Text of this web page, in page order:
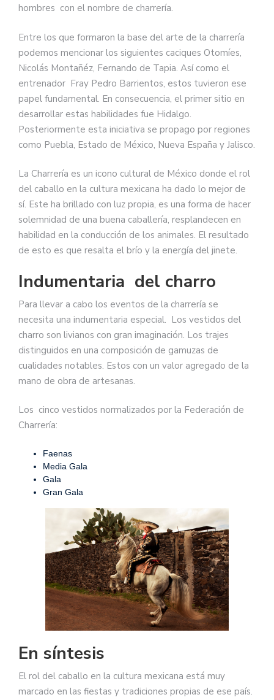
hombres con el nombre de charrería.
Entre los que formaron la base del arte de la charrería
podemos mencionar los siguientes caciques Otomíes,
Nicolás Montañéz, Fernando de Tapia. Así como el
entrenador Fray Pedro Barrientos, estos tuvieron ese
papel fundamental. En consecuencia, el primer sitio en
desarrollar estas habilidades fue Hidalgo.
Posteriormente esta iniciativa se propago por regiones
como Puebla, Estado de México, Nueva España y Jalisco.
La Charrería es un icono cultural de México donde el rol
del caballo en la cultura mexicana ha dado lo mejor de
sí. Este ha brillado con luz propia, es una forma de hacer
solemnidad de una buena caballería, resplandecen en
habilidad en la conducción de los animales. El resultado
de esto es que resalta el brío y la energía del jinete.
Indumentaria del charro
Para llevar a cabo los eventos de la charrería se
necesita una indumentaria especial. Los vestidos del
charro son livianos con gran imaginación. Los trajes
distinguidos en una composición de gamuzas de
cualidades notables. Estos con un valor agregado de la
mano de obra de artesanas.
Los cinco vestidos normalizados por la Federación de
Charrería:
Faenas
Media Gala
Gala
Gran Gala
En síntesis
El rol del caballo en la cultura mexicana está muy
marcado en las fiestas y tradiciones propias de ese país.